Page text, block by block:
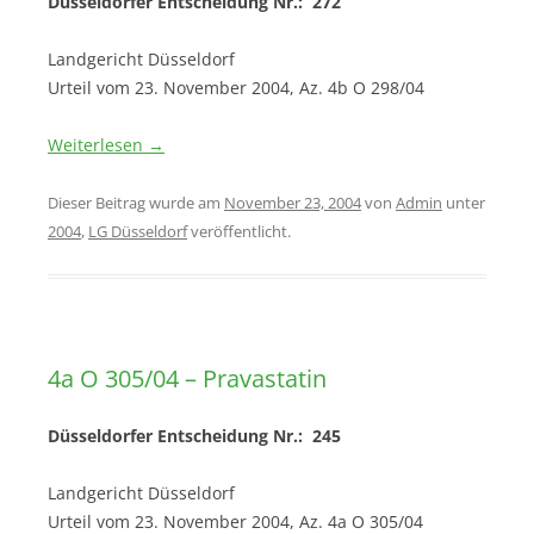
Landgericht Düsseldorf
Urteil vom 23. November 2004, Az. 4b O 298/04
Weiterlesen →
Dieser Beitrag wurde am November 23, 2004von Admin unter
2004, LG Düsseldorfveröffentlicht.
4a O 305/04 – Pravastatin
Düsseldorfer Entscheidung Nr.: 245
Landgericht Düsseldorf
Urteil vom 23. November 2004, Az. 4a O 305/04